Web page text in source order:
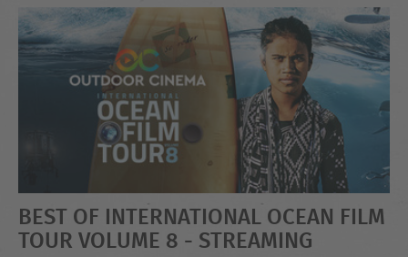
BEST OF INTERNATIONAL OCEAN FILM
TOUR VOLUME 8 - STREAMING